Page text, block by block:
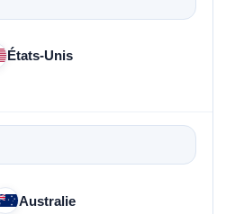
États-Unis
Australie